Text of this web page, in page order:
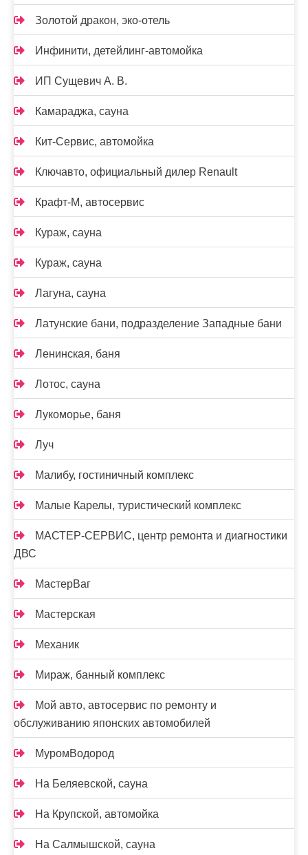
Золотой дракон, эко-отель
Инфинити, детейлинг-автомойка
ИП Сущевич А. В.
Камараджа, сауна
Кит-Сервис, автомойка
Ключавто, официальный дилер Renault
Крафт-М, автосервис
Кураж, сауна
Кураж, сауна
Лагуна, сауна
Латунские бани, подразделение Западные бани
Ленинская, баня
Лотос, сауна
Лукоморье, баня
Луч
Малибу, гостиничный комплекс
Малые Карелы, туристический комплекс
МАСТЕР-СЕРВИС, центр ремонта и диагностики
ДВС
МастерВаг
Мастерская
Механик
Мираж, банный комплекс
Мой авто, автосервис по ремонту и
обслуживанию японских автомобилей
МуромВодород
На Беляевской, сауна
На Крупской, автомойка
На Салмышской, сауна